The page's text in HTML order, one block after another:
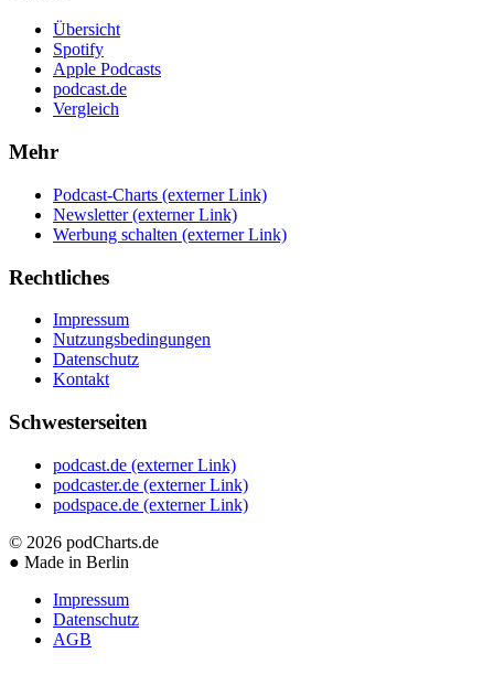
Übersicht
Spotify
Apple Podcasts
podcast.de
Vergleich
Mehr
Podcast-Charts (externer Link)
Newsletter (externer Link)
Werbung schalten (externer Link)
Rechtliches
Impressum
Nutzungsbedingungen
Datenschutz
Kontakt
Schwesterseiten
podcast.de (externer Link)
podcaster.de (externer Link)
podspace.de (externer Link)
© 2026 podCharts.de
● Made in Berlin
Impressum
Datenschutz
AGB